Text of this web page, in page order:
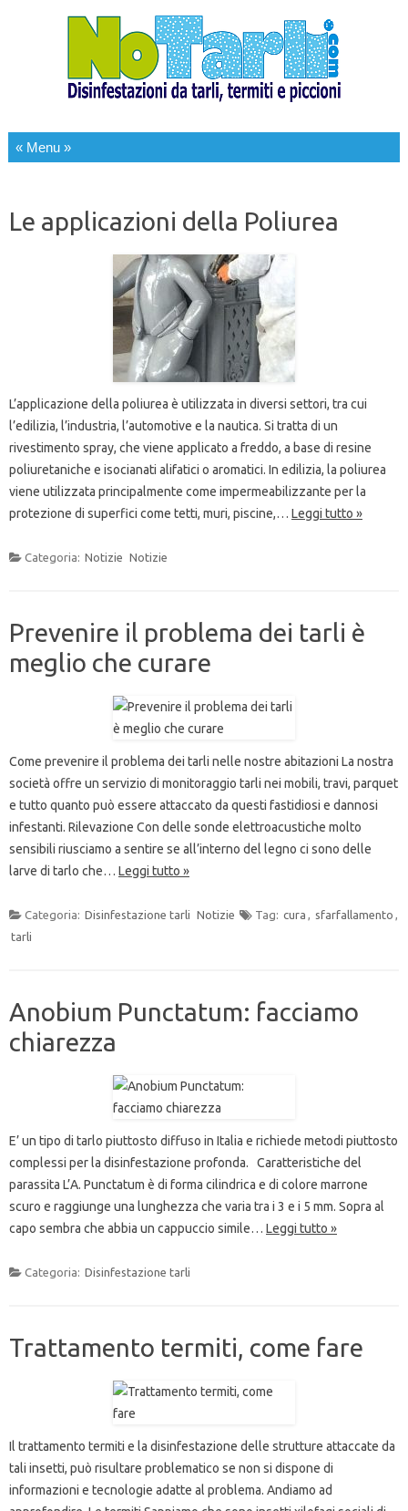
Salta al contenuto
Le applicazioni della Poliurea
L’applicazione della poliurea è utilizzata in diversi settori, tra cui
l’edilizia, l’industria, l’automotive e la nautica. Si tratta di un
rivestimento spray, che viene applicato a freddo, a base di resine
poliuretaniche e isocianati alifatici o aromatici. In edilizia, la poliurea
viene utilizzata principalmente come impermeabilizzante per la
protezione di superfici come tetti, muri, piscine,… Leggi tutto »
Categoria: Notizie Notizie
Prevenire il problema dei tarli è
meglio che curare
Come prevenire il problema dei tarli nelle nostre abitazioni La nostra
società offre un servizio di monitoraggio tarli nei mobili, travi, parquet
e tutto quanto può essere attaccato da questi fastidiosi e dannosi
infestanti. Rilevazione Con delle sonde elettroacustiche molto
sensibili riusciamo a sentire se all’interno del legno ci sono delle
larve di tarlo che… Leggi tutto »
Categoria: Disinfestazione tarli Notizie Tag: cura , sfarfallamento ,
tarli
Anobium Punctatum: facciamo
chiarezza
E’ un tipo di tarlo piuttosto diffuso in Italia e richiede metodi piuttosto
complessi per la disinfestazione profonda. Caratteristiche del
parassita L’A. Punctatum è di forma cilindrica e di colore marrone
scuro e raggiunge una lunghezza che varia tra i 3 e i 5 mm. Sopra al
capo sembra che abbia un cappuccio simile… Leggi tutto »
Categoria: Disinfestazione tarli
Trattamento termiti, come fare
Il trattamento termiti e la disinfestazione delle strutture attaccate da
tali insetti, può risultare problematico se non si dispone di
informazioni e tecnologie adatte al problema. Andiamo ad